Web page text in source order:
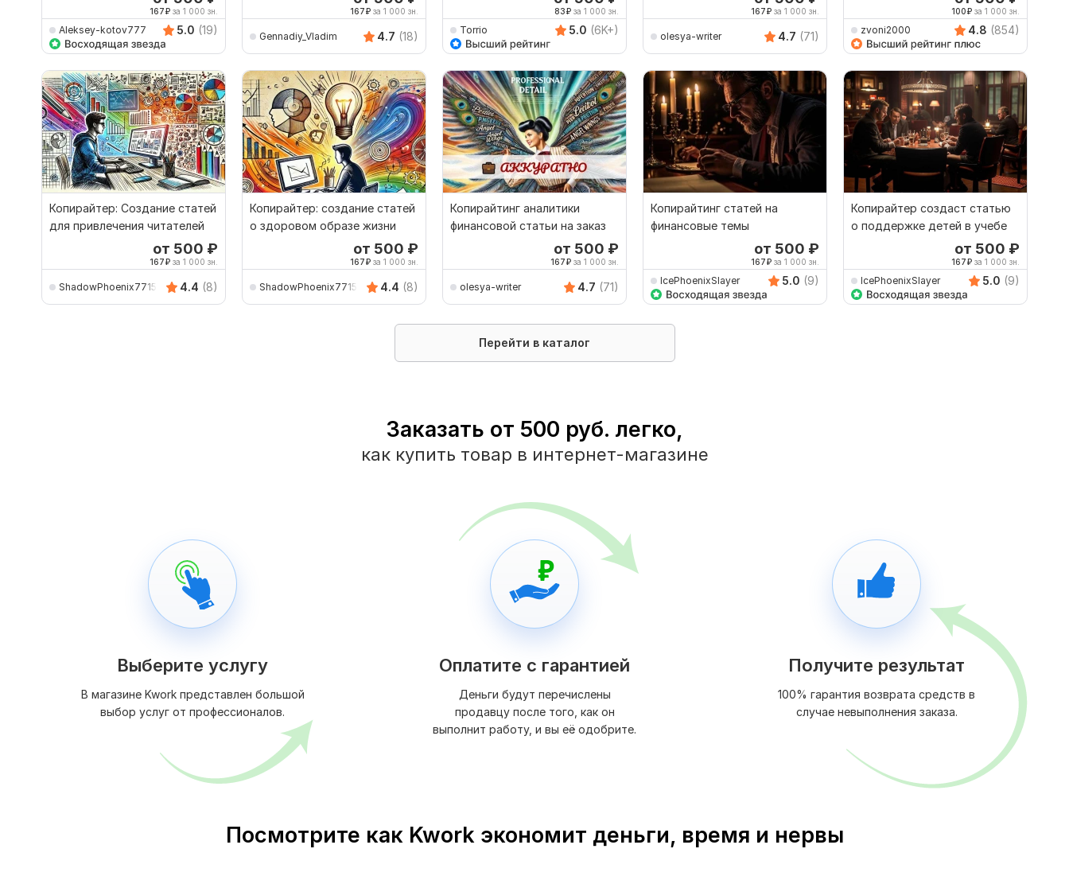
167₽ за 1 000 зн.
Aleksey-kotov777 5.0 (19)
167₽ за 1 000 зн.
Gennadiy_Vladim 4.7 (18)
83₽ за 1 000 зн.
Torrio 5.0 (6K+)
167₽ за 1 000 зн.
olesya-writer 4.7 (71)
100₽ за 1 000 зн.
zvoni2000 4.8 (854)
Копирайтер: Создание статей
для привлечения читателей
от 500 ₽
167₽ за 1 000 зн.
ShadowPhoenix771571 4.4 (8)
Копирайтер: создание статей
о здоровом образе жизни
от 500 ₽
167₽ за 1 000 зн.
ShadowPhoenix771571 4.4 (8)
Копирайтинг аналитики
финансовой статьи на заказ
от 500 ₽
167₽ за 1 000 зн.
olesya-writer 4.7 (71)
Копирайтинг статей на
финансовые темы
от 500 ₽
167₽ за 1 000 зн.
IcePhoenixSlayer 5.0 (9)
Копирайтер создаст статью
о поддержке детей в учебе
от 500 ₽
167₽ за 1 000 зн.
IcePhoenixSlayer 5.0 (9)
Перейти в каталог
Заказать от 500 руб. легко,
как купить товар в интернет-магазине
Выберите услугу
В магазине Kwork представлен большой
выбор услуг от профессионалов.
Оплатите с гарантией
Деньги будут перечислены
продавцу после того, как он
выполнит работу, и вы её одобрите.
Получите результат
100% гарантия возврата средств в
случае невыполнения заказа.
Посмотрите как Kwork экономит деньги, время и нервы